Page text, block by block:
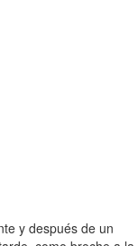
y después de un